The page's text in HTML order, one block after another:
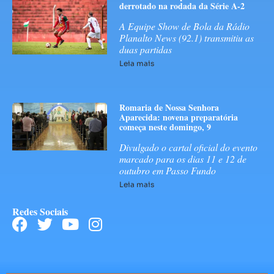
derrotado na rodada da Série A-2
A Equipe Show de Bola da Rádio
Planalto News (92.1) transmitiu as
duas partidas
Leia mais
Romaria de Nossa Senhora
Aparecida: novena preparatória
começa neste domingo, 9
Divulgado o cartal oficial do evento
marcado para os dias 11 e 12 de
outubro em Passo Fundo
Leia mais
Redes Sociais